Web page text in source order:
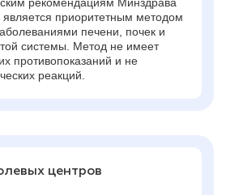
приоритетным методом
печени, почек и
системы. Метод не имеет
противопоказаний и не
реакций.
центров